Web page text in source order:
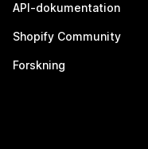
API-dokumentation
Shopify Community
Forskning